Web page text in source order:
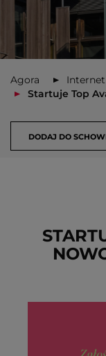
Agora
Internet
Startuje Top
DODAJ DO
USUŃ ZE